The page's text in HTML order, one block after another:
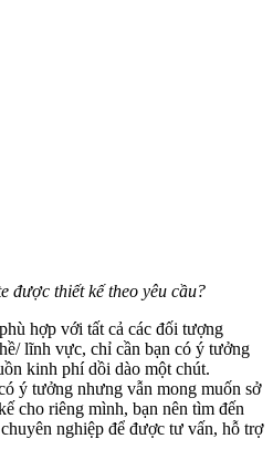
được thiết kế theo yêu cầu?
hợp với tất cả các đối tượng
lĩnh vực, chỉ cần bạn có ý tưởng
kinh phí dồi dào một chút.
ý tưởng nhưng vẫn mong muốn sở
cho riêng mình, bạn nên tìm đến
nghiệp để được tư vấn, hỗ trợ